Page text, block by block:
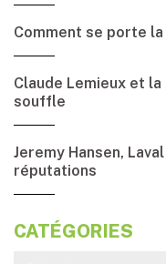
Comment se porte
Claude Lemieux et
souffle
Jeremy Hansen,
réputations
CATÉGORIES